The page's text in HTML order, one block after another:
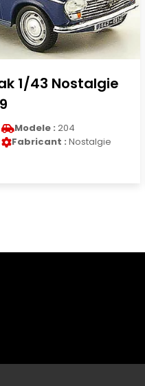
1/43 Nostalgie
Modele : 204
Fabricant : Nostalgie